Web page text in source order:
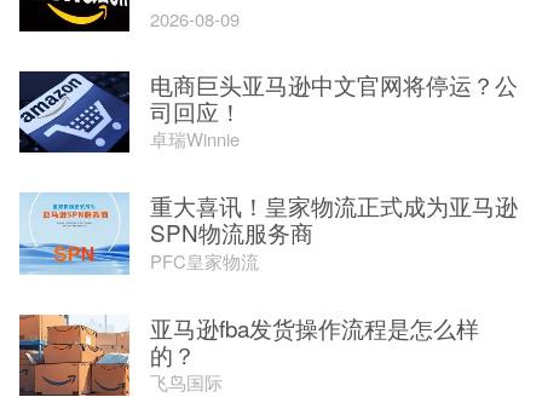
2026-08-09
电商巨头亚马逊中文官网将停运？公
司回应！
卓瑞Winnie
重大喜讯！皇家物流正式成为亚马逊
SPN物流服务商
PFC皇家物流
亚马逊fba发货操作流程是怎么样
的？
飞鸟国际